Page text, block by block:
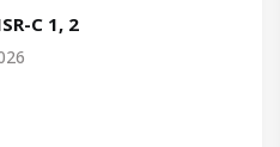
C 1, 2